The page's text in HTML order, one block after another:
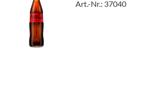
Art.-Nr.: 37040